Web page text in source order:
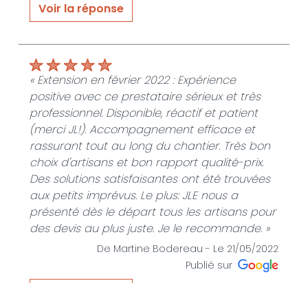
Voir la réponse
message .Je me réjouie de savoir que l
assistance à maitrise d'ouvrage vous a
permis de vivre ce projet sereinement . JEAN
LUC ESTANG JLE SERVICES HABITAT »
De JLE SERVICES HABITAT - Le 04/07/2022
« Extension en février 2022 : Expérience
positive avec ce prestataire sérieux et très
professionnel. Disponible, réactif et patient
(merci JL!). Accompagnement efficace et
rassurant tout au long du chantier. Très bon
choix d'artisans et bon rapport qualité-prix.
Des solutions satisfaisantes ont été trouvées
aux petits imprévus. Le plus: JLE nous a
présenté dès le départ tous les artisans pour
des devis au plus juste. Je le recommande. »
De Martine Bodereau - Le 21/05/2022
Publié sur